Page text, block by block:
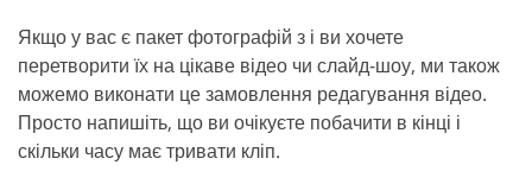
Якщо у вас є пакет фотографій з і ви хочете
перетворити їх на цікаве відео чи слайд-шоу, ми також
можемо виконати це замовлення редагування відео.
Просто напишіть, що ви очікуєте побачити в кінці і
скільки часу має тривати кліп.